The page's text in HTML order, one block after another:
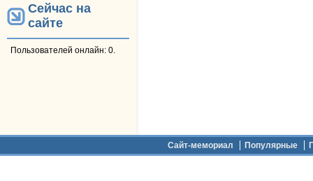
Сейчас на
сайте
Пользователей онлайн: 0.
Сайт-мемориал Популярные